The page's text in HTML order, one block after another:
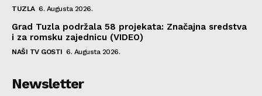
TUZLA 6. Augusta 2026.
Grad Tuzla podržala 58 projekata: Značajna sredstva
i za romsku zajednicu (VIDEO)
NAŠI TV GOSTI 6. Augusta 2026.
Newsletter